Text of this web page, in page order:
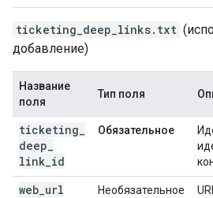
ticketing_deep_links.txt
добавление)
Название
поля
Тип поля
ticketing
deep
link id
Обязательное
web url Необязательное